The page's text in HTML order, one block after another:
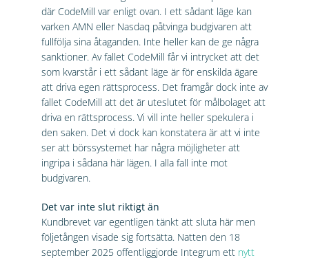
där CodeMill var enligt ovan. I ett sådant läge kan
varken AMN eller Nasdaq påtvinga budgivaren att
fullfölja sina åtaganden. Inte heller kan de ge några
sanktioner. Av fallet CodeMill får vi intrycket att det
som kvarstår i ett sådant läge är för enskilda ägare
att driva egen rättsprocess. Det framgår dock inte av
fallet CodeMill att det är uteslutet för målbolaget att
driva en rättsprocess. Vi vill inte heller spekulera i
den saken. Det vi dock kan konstatera är att vi inte
ser att börssystemet har några möjligheter att
ingripa i sådana här lägen. I alla fall inte mot
budgivaren.
Det var inte slut riktigt än
Kundbrevet var egentligen tänkt att sluta här men
följetången visade sig fortsätta. Natten den 18
september 2025 offentliggjorde Integrum ett nytt